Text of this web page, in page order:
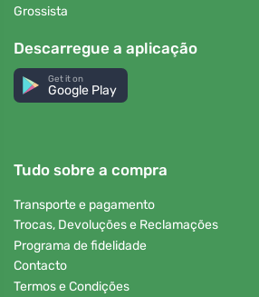
Grossista
Descarregue a aplicação
Get it on
Google Play
Tudo sobre a compra
Transporte e pagamento
Trocas, Devoluções e Reclamações
Programa de fidelidade
Contacto
Termos e Condições